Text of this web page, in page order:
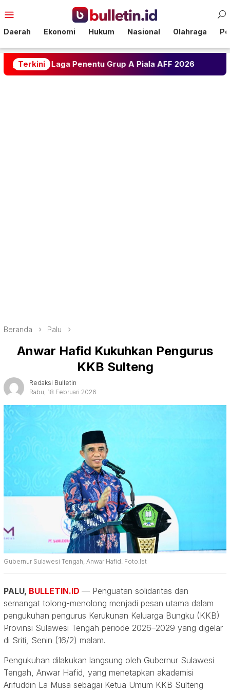
ke
Mobile
Daerah Ekonomi Hukum Nasional Olahraga
Terkini
Penentu Grup A Piala AFF 2026 Ramalan
Beranda Palu
Anwar Hafid Kukuhkan Pengurus
KKB Sulteng
Redaksi Bulletin
Rabu, 18 Februari 2026
Gubernur Sulawesi Tengah, Anwar Hafid. Foto:Ist
PALU, BULLETIN.ID — Penguatan solidaritas dan
semangat tolong-menolong menjadi pesan utama dalam
pengukuhan pengurus Kerukunan Keluarga Bungku (KKB)
Provinsi Sulawesi Tengah periode 2026–2029 yang digelar
di Sriti, Senin (16/2) malam.
Pengukuhan dilakukan langsung oleh Gubernur Sulawesi
Tengah, Anwar Hafid, yang menetapkan akademisi
Arifuddin La Musa sebagai Ketua Umum KKB Sulteng